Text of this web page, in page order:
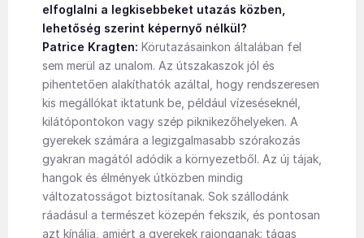
elfoglalni a legkisebbeket utazás közben,
lehetőség szerint képernyő nélkül?
Patrice Kragten: Körutazásainkon általában fel
sem merül az unalom. Az útszakaszok jól és
pihentetően alakíthatók azáltal, hogy rendszeresen
kis megállókat iktatunk be, például vízeséseknél,
kilátópontokon vagy szép piknikezőhelyeken. A
gyerekek számára a legizgalmasabb szórakozás
gyakran magától adódik a környezetből. Az új tájak,
hangok és élmények útközben mindig
változatosságot biztosítanak. Sok szállodánk
ráadásul a természet közepén fekszik, és pontosan
azt kínálja, amiért a gyerekek rajonganak: tágas